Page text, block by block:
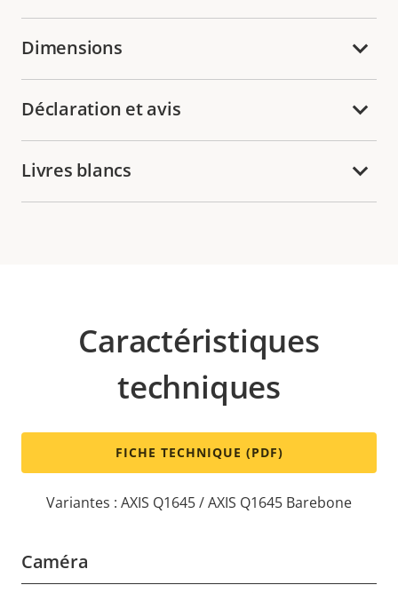
Dimensions
Déclaration et avis
Livres blancs
Caractéristiques
techniques
FICHE TECHNIQUE (PDF)
Variantes : AXIS Q1645 / AXIS Q1645 Barebone
Caméra